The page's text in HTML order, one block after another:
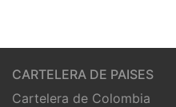
CARTELERA DE PAISES
Cartelera de Colombia